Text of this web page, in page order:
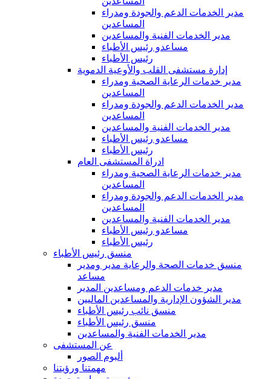
مدير الخدمات الدعم والجودة ومدراء
المساعدين
مدير الخدمات الفنية والمساعدين
مساعدو رئيس الأطباء
رئيس الأطباء
إدارة مستشفى القلب والأوعية الدموية
مدير خدمات الرعاية الصحية ومدراء
المساعدين
مدير الخدمات الدعم والجودة ومدراء
المساعدين
مدير الخدمات الفنية والمساعدين
مساعدو رئيس الأطباء
رئيس الأطباء
ادراة المستشفى العام
مدير خدمات الرعاية الصحية ومدراء
المساعدين
مدير الخدمات الدعم والجودة ومدراء
المساعدين
مدير الخدمات الفنية والمساعدين
مساعدو رئيس الأطباء
رئيس الأطباء
منسق رئيس الأطباء
منسق خدمات الصحة والرعاية مدير ومدير
مساعد
مدير خدمات الدعم ومساعدين المدير
مدير الشؤون الإدارية والمساعدين الماليين
منسق نائب رئيس الأطباء
منسق رئيس الأطباء
مدير الخدمات الفنية والمساعدين
عن المستشفى
ألبوم الصور
مهمتنا ورؤيتنا